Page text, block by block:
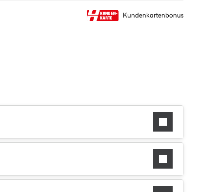
Kundenkartenbonus